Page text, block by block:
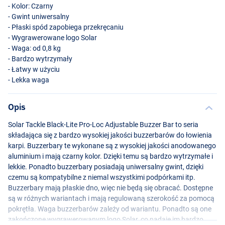
- Kolor: Czarny
- Gwint uniwersalny
- Płaski spód zapobiega przekręcaniu
- Wygrawerowane logo Solar
- Waga: od 0,8 kg
- Bardzo wytrzymały
- Łatwy w użyciu
- Lekka waga
Opis
Solar Tackle Black-Lite Pro-Loc Adjustable Buzzer Bar to seria
składająca się z bardzo wysokiej jakości buzzerbarów do łowienia
karpi. Buzzerbary te wykonane są z wysokiej jakości anodowanego
aluminium i mają czarny kolor. Dzięki temu są bardzo wytrzymałe i
lekkie. Ponadto buzzerbary posiadają uniwersalny gwint, dzięki
czemu są kompatybilne z niemal wszystkimi podpórkami itp.
Buzzerbary mają płaskie dno, więc nie będą się obracać. Dostępne
są w różnych wariantach i mają regulowaną szerokość za pomocą
pokrętła. Waga buzzerbarów zależy od wariantu. Ponadto są one
zakończone wygrawerowanym logo Solar, co nadaje im bardzo